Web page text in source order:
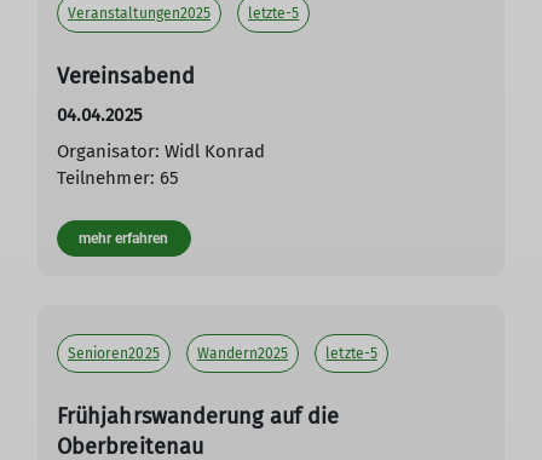
Veranstaltungen2025 letzte-5
Vereinsabend
04.04.2025
Organisator: Widl Konrad
Teilnehmer: 65
mehr erfahren
Senioren2025 Wandern2025 letzte-5
Frühjahrswanderung auf die
Oberbreitenau